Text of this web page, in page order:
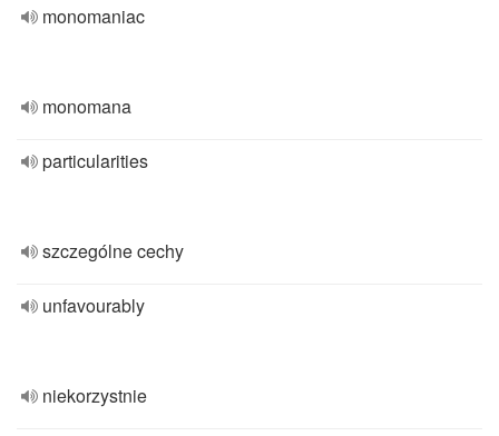
monomaniac
monomana
particularities
szczególne cechy
unfavourably
niekorzystnie